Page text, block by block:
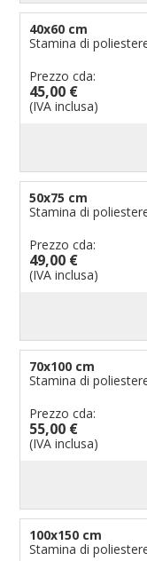
40x60 cm
Stamina di
Prezzo cda:
45,00 €
(IVA inclusa)
50x75 cm
Stamina di
Prezzo cda:
49,00 €
(IVA inclusa)
70x100 cm
Stamina di
Prezzo cda:
55,00 €
(IVA inclusa)
100x150 cm
Stamina di